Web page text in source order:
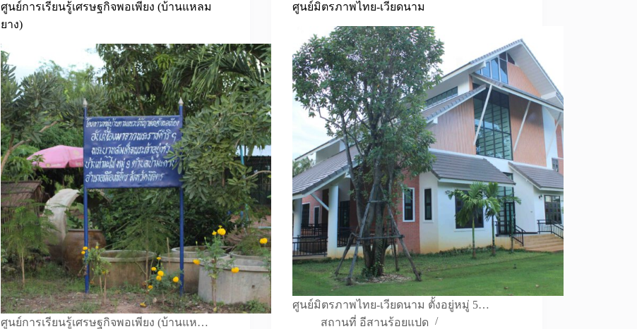
ศูนย์การเรียนรู้เศรษฐกิจพอเพียง (บ้านแหลม
ยาง)
ศูนย์การเรียนรู้เศรษฐกิจพอเพียง (บ้านแห…
ศูนย์มิตรภาพไทย-เวียดนาม
ศูนย์มิตรภาพไทย-เวียดนาม ตั้งอยู่หมู่ 5…
สถานที่ อีสานร้อยแปด